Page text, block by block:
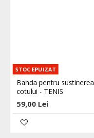
STOC EPUIZAT
Banda pentru sustinerea
cotului - TENIS
59,00 Lei